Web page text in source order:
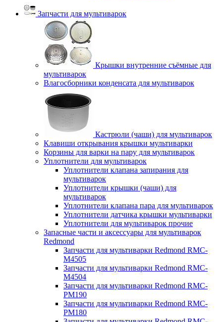
Запчасти для мультиварок
Крышки внутренние съёмные для
мультиварок
Влагосборники конденсата для мультиварок
Кастрюли (чаши) для мультиварок
Клавиши открывания крышки мультиварки
Корзины для варки на пару для мультиварок
Уплотнители для мультиварок
Уплотнители клапана запирания для
мультиварок
Уплотнители крышки (чаши) для
мультиварок
Уплотнители клапана пара для мультиварок
Уплотнители датчика крышки мультиварки
Уплотнители для мультиварок прочие
Запасные части и аксессуары для мультиварок
Redmond
Запчасти для мультиварки Redmond RMC-
M4505
Запчасти для мультиварки Redmond RMC-
M4504
Запчасти для мультиварки Redmond RMC-
PM190
Запчасти для мультиварки Redmond RMC-
PM180